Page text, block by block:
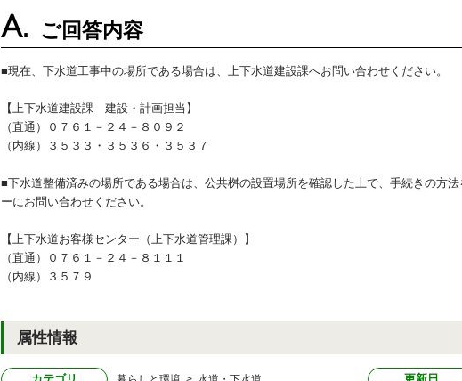
A. ご回答内容
■現在、下水道工事中の場所である場合は、上下水道建設課へお問い合わせください。
【上下水道建設課 建設・計画担当】
（直通）０７６１－２４－８０９２
（内線）３５３３・３５３６・３５３７
■下水道整備済みの場所である場合は、公共桝の設置場所を確認した上で、手続きの方
ーにお問い合わせください。
【上下水道お客様センター（上下水道管理課）】
（直通）０７６１－２４－８１１１
（内線）３５７９
属性情報